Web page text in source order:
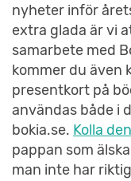
nyheter inför
extra glada är vi
samarbete med
kommer du även
presentkort på
användas både i
bokia.se. Kolla
pappan som
man inte har